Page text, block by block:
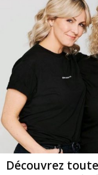
Découvrez